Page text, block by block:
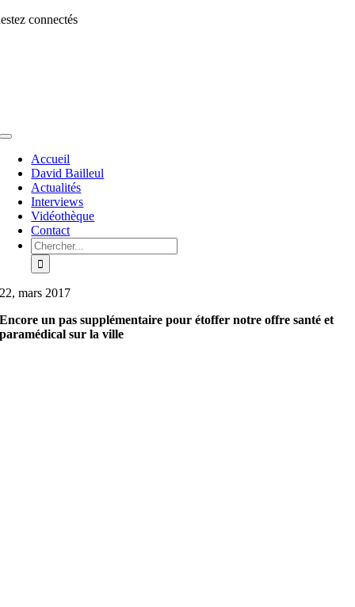
Allerconnectés
Toggle
NavigationAccueil
David Bailleul
Actualités
Interviews
Vidéothèque
Contact
Rechercher:
22, mars 2017
Encore un pas supplémentaire pour étoffer notre offre santé et
paramédical sur la ville